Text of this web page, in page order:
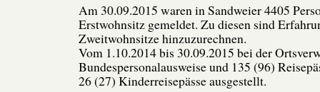
Am 30.09.2015 waren in Sandweier 4405
Erstwohnsitz gemeldet. Zu diesen sind
Zweitwohnsitze hinzuzurechnen.
Vom 1.10.2014 bis 30.09.2015 bei der
Bundespersonalausweise und 135 (96)
26 (27) Kinderreisepässe ausgestellt.